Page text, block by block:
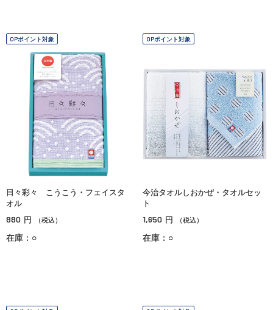
OPポイント対象
日々彩々 こうこう・フェイスタ
オル
880 円 （税込）
在庫：○
OPポイント対象
今治タオルしおかぜ・タオルセッ
ト
1,650 円 （税込）
在庫：○